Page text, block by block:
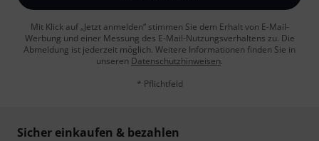
Mit Klick auf „Jetzt anmelden“ stimmen Sie dem Erhalt von E-Mail-
Werbung und einer Messung des E-Mail-Nutzungsverhaltens zu. Die
Abmeldung ist jederzeit möglich. Weitere Informationen finden Sie in
unseren Datenschutzhinweisen.
* Pflichtfeld
Sicher einkaufen & bezahlen